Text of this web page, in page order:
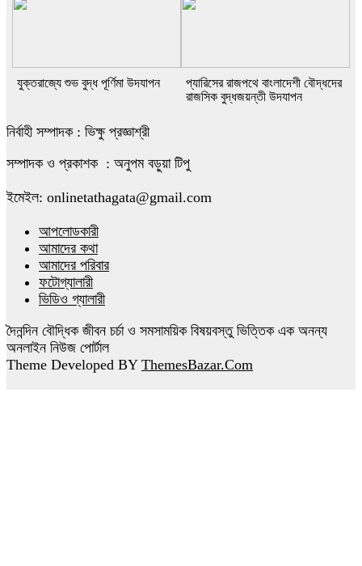
যুক্তরাজ্যে শুভ বুদ্ধ পূর্ণিমা উদযাপন
প্যারিসের রাজপথে বাংলাদেশী বৌদ্ধদের
রাজসিক বুদ্ধজয়ন্তী উদযাপন
নির্বাহী সম্পাদক : ভিক্ষু প্রজ্ঞাশ্রী
সম্পাদক ও প্রকাশক : অনুপম বড়ুয়া টিপু
ইমেইল: onlinetathagata@gmail.com
আপলোডকারী
আমাদের কথা
আমাদের পরিবার
ফটোগ্যালারী
ভিডিও গ্যালারী
দৈনন্দিন বৌদ্ধিক জীবন চর্চা ও সমসাময়িক বিষয়বস্তু ভিত্তিক এক অনন্য
অনলাইন নিউজ পোর্টাল
Theme Developed BY ThemesBazar.Com